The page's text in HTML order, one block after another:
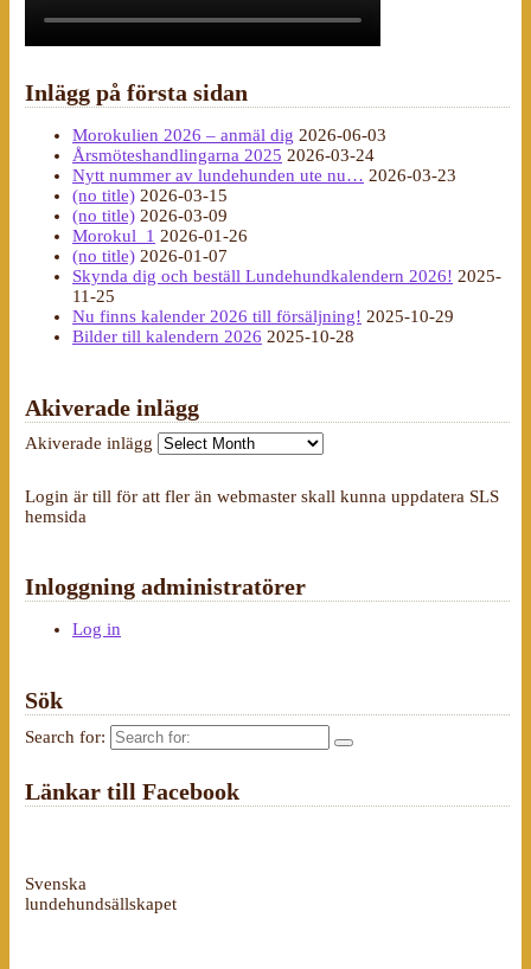
Inlägg på första sidan
Morokulien 2026 – anmäl dig 2026-06-03
Årsmöteshandlingarna 2025 2026-03-24
Nytt nummer av lundehunden ute nu… 2026-03-23
(no title) 2026-03-15
(no title) 2026-03-09
Morokul_1 2026-01-26
(no title) 2026-01-07
Skynda dig och beställ Lundehundkalendern 2026! 2025-
11-25
Nu finns kalender 2026 till försäljning! 2025-10-29
Bilder till kalendern 2026 2025-10-28
Akiverade inlägg
Akiverade inlägg
Login är till för att fler än webmaster skall kunna uppdatera SLS
hemsida
Inloggning administratörer
Log in
Sök
Search for:
Länkar till Facebook
Svenska
lundehundsällskapet